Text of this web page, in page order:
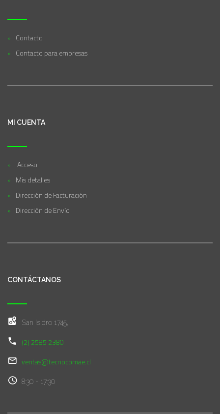
Contacto
Contacto para empresas
MI CUENTA
Acceso
Mis detalles
Dirección de Facturación
Dirección de Envío
CONTÁCTANOS
San Isidro 1745,
(2) 2585 2380
ventas@tecnocomae.cl
8:30 - 17:30